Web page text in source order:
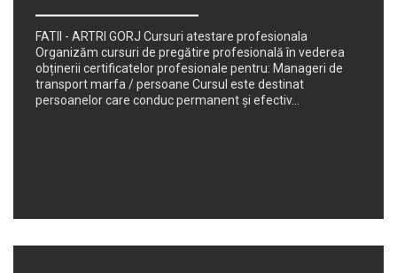
FATII - ARTRI GORJ Cursuri atestare profesionala
Organizăm cursuri de pregătire profesională în vederea
obținerii certificatelor profesionale pentru: Manageri de
transport marfa / persoane Cursul este destinat
persoanelor care conduc permanent şi efectiv...